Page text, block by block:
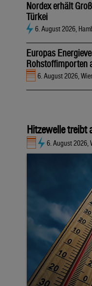
Nordex erhält
Türkei
6. August 2026,
Europas
Rohstoffimporten
6. August 2026,
Hitzewelle treibt
6. August 2026,